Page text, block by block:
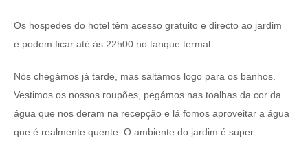
Os hospedes do hotel têm acesso gratuito e directo ao jardim
e podem ficar até às 22h00 no tanque termal.
Nós chegámos já tarde, mas saltámos logo para os banhos.
Vestimos os nossos roupões, pegámos nas toalhas da cor da
água que nos deram na recepção e lá fomos aproveitar a água
que é realmente quente. O ambiente do jardim é super